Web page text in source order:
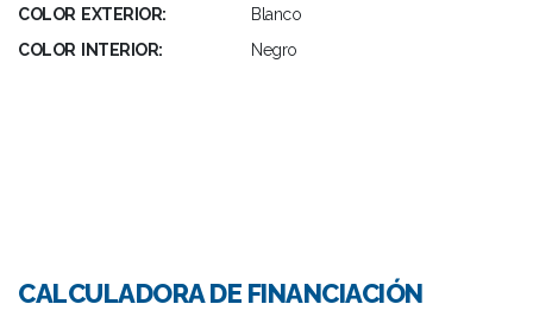
COLOR EXTERIOR:
Blanco
COLOR INTERIOR:
Negro
CALCULADORA DE FINANCIACIÓN